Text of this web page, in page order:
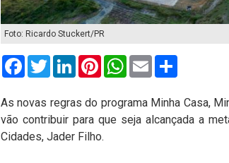
Foto: Ricardo Stuckert/PR
FacebookTwitterLinkedInPinterestWhatsApp
Email
As novas regras do programa Minha Casa,
vão contribuir para que seja alcançada a
Cidades, Jader Filho.